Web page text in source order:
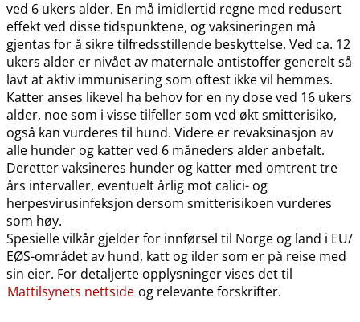
ved 6 ukers alder. En må imidlertid regne med redusert
effekt ved disse tidspunktene, og vaksineringen må
gjentas for å sikre tilfredsstillende beskyttelse. Ved ca. 12
ukers alder er nivået av maternale antistoffer generelt så
lavt at aktiv immunisering som oftest ikke vil hemmes.
Katter anses likevel ha behov for en ny dose ved 16 ukers
alder, noe som i visse tilfeller som ved økt smitterisiko,
også kan vurderes til hund. Videre er revaksinasjon av
alle hunder og katter ved 6 måneders alder anbefalt.
Deretter vaksineres hunder og katter med omtrent tre
års intervaller, eventuelt årlig mot calici- og
herpesvirusinfeksjon dersom smitterisikoen vurderes
som høy.
Spesielle vilkår gjelder for innførsel til Norge og land i EU​/​
EØS-området av hund, katt og ilder som er på reise med
sin eier. For detaljerte opplysninger vises det til
Mattilsynets nettside og relevante forskrifter.